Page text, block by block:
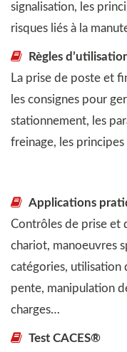
signalisation, les
risques liés à la
Règles
La prise de poste et
les consignes pour
stationnement, les
freinage, les
Applications
Contrôles de prise et
chariot, manoeuvres
catégories, utilisation
pente, manipulation
charges…
Test CACES®